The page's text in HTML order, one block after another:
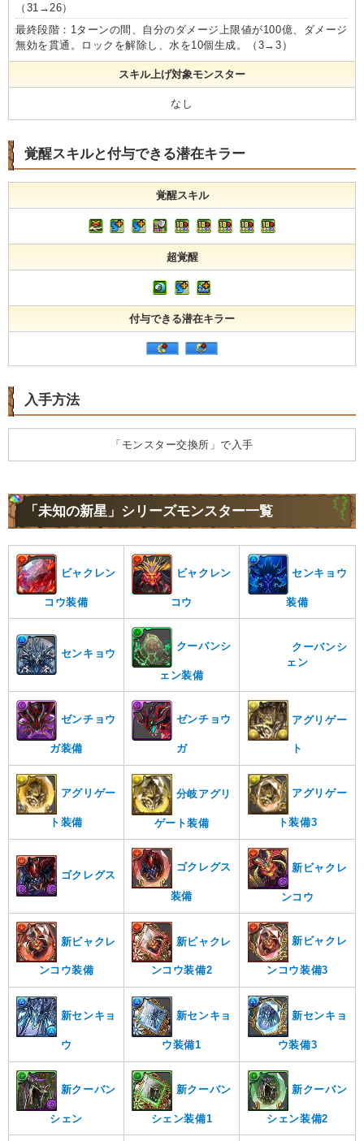
（31→26）
最終段階：1ターンの間、自分のダメージ上限値が100億、ダメージ
無効を貫通。ロックを解除し、水を10個生成。（3→3）
スキル上げ対象モンスター
なし
覚醒スキルと付与できる潜在キラー
覚醒スキル
超覚醒
付与できる潜在キラー
入手方法
「モンスター交換所」で入手
「未知の新星」シリーズモンスター一覧
ビャクレン
コウ装備
ビャクレン
コウ
センキョウ
装備
センキョウ
クーバンシ
ェン装備
クーバンシ
ェン
ゼンチョウ
ガ装備
ゼンチョウ
ガ
アグリゲー
ト
アグリゲー
ト装備
分岐アグリ
ゲート装備
アグリゲー
ト装備3
ゴクレグス
ゴクレグス
装備
新ビャクレ
ンコウ
新ビャクレ
ンコウ装備
新ビャクレ
ンコウ装備2
新ビャクレ
ンコウ装備3
新センキョ
ウ
新センキョ
ウ装備1
新センキョ
ウ装備3
新クーバン
シェン
新クーバン
シェン装備1
新クーバン
シェン装備2